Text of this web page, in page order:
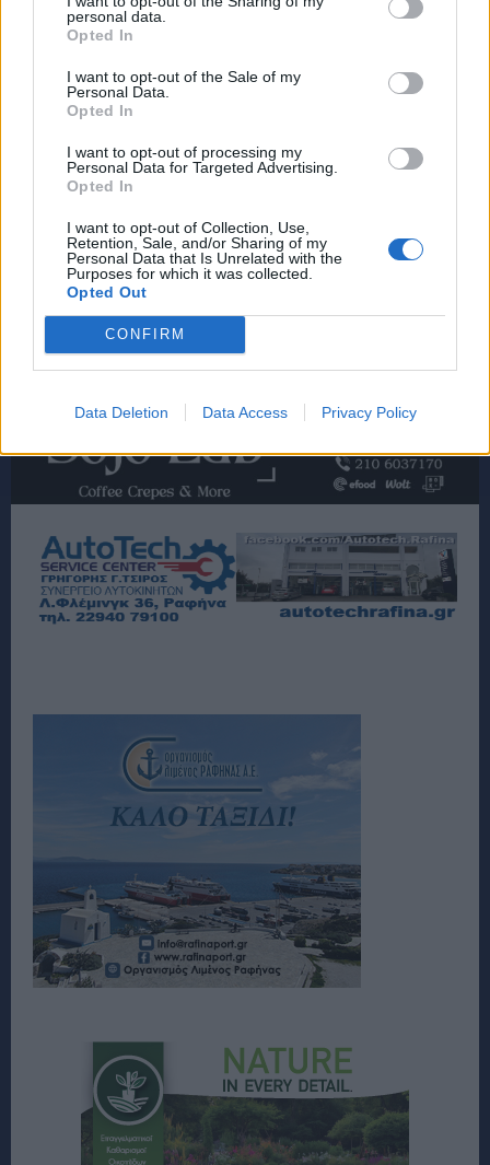
personal data.
Opted In
I want to opt-out of the Sale of my
Personal Data.
Opted In
I want to opt-out of processing my
Personal Data for Targeted Advertising.
Opted In
I want to opt-out of Collection, Use,
Retention, Sale, and/or Sharing of my
Personal Data that Is Unrelated with the
Purposes for which it was collected.
Opted Out
CONFIRM
Data Deletion Data Access Privacy Policy